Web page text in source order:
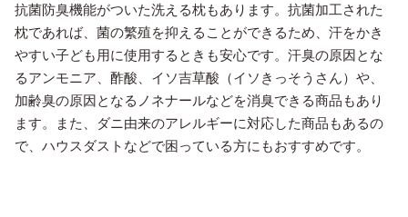
抗菌防臭機能がついた洗える枕もあります。抗菌加工された
枕であれば、菌の繁殖を抑えることができるため、汗をかき
やすい子ども用に使用するときも安心です。汗臭の原因とな
るアンモニア、酢酸、イソ吉草酸（イソきっそうさん）や、
加齢臭の原因となるノネナールなどを消臭できる商品もあり
ます。また、ダニ由来のアレルギーに対応した商品もあるの
で、ハウスダストなどで困っている方にもおすすめです。